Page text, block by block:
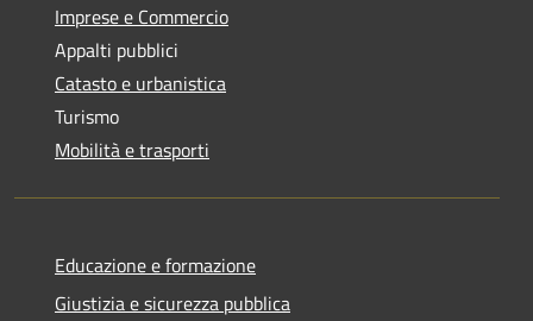
Imprese e Commercio
Appalti pubblici
Catasto e urbanistica
Turismo
Mobilità e trasporti
Educazione e formazione
Giustizia e sicurezza pubblica